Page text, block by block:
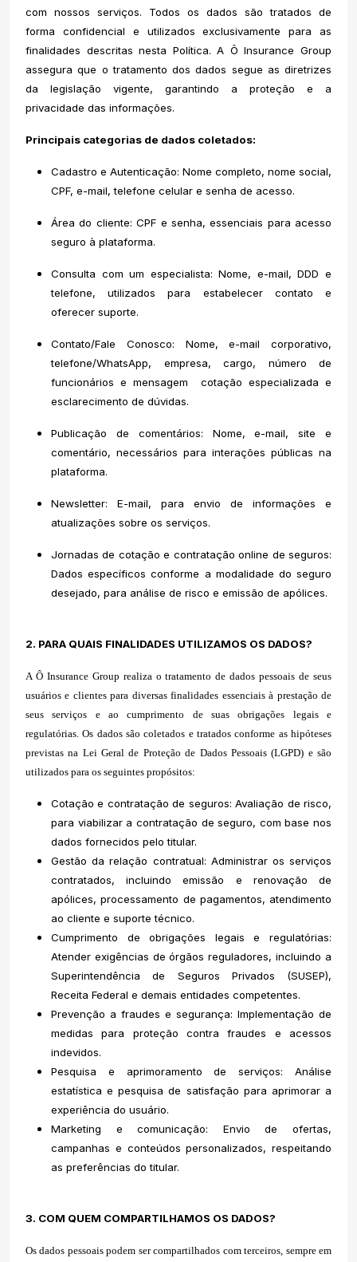
com nossos serviços. Todos os dados são tratados de
forma confidencial e utilizados exclusivamente para as
finalidades descritas nesta Política. A Ô Insurance Group
assegura que o tratamento dos dados segue as diretrizes
da legislação vigente, garantindo a proteção e a
privacidade das informações.
Principais categorias de dados coletados:
Cadastro e Autenticação: Nome completo, nome social,
CPF, e-mail, telefone celular e senha de acesso.
Área do cliente: CPF e senha, essenciais para acesso
seguro à plataforma.
Consulta com um especialista: Nome, e-mail, DDD e
telefone, utilizados para estabelecer contato e
oferecer suporte.
Contato/Fale Conosco: Nome, e-mail corporativo,
telefone/WhatsApp, empresa, cargo, número de
funcionários e mensagem  cotação especializada e
esclarecimento de dúvidas.
Publicação de comentários: Nome, e-mail, site e
comentário, necessários para interações públicas na
plataforma.
Newsletter: E-mail, para envio de informações e
atualizações sobre os serviços.
Jornadas de cotação e contratação online de seguros:
Dados específicos conforme a modalidade do seguro
desejado, para análise de risco e emissão de apólices.
2. PARA QUAIS FINALIDADES UTILIZAMOS OS DADOS?
A Ô Insurance Group realiza o tratamento de dados pessoais de seus
usuários e clientes para diversas finalidades essenciais à prestação de
seus serviços e ao cumprimento de suas obrigações legais e
regulatórias. Os dados são coletados e tratados conforme as hipóteses
previstas na Lei Geral de Proteção de Dados Pessoais (LGPD) e são
utilizados para os seguintes propósitos:
Cotação e contratação de seguros: Avaliação de risco,
para viabilizar a contratação de seguro, com base nos
dados fornecidos pelo titular.
Gestão da relação contratual: Administrar os serviços
contratados, incluindo emissão e renovação de
apólices, processamento de pagamentos, atendimento
ao cliente e suporte técnico.
Cumprimento de obrigações legais e regulatórias:
Atender exigências de órgãos reguladores, incluindo a
Superintendência de Seguros Privados (SUSEP),
Receita Federal e demais entidades competentes.
Prevenção a fraudes e segurança: Implementação de
medidas para proteção contra fraudes e acessos
indevidos.
Pesquisa e aprimoramento de serviços: Análise
estatística e pesquisa de satisfação para aprimorar a
experiência do usuário.
Marketing e comunicação: Envio de ofertas,
campanhas e conteúdos personalizados, respeitando
as preferências do titular.
3. COM QUEM COMPARTILHAMOS OS DADOS?
Os dados pessoais podem ser compartilhados com terceiros, sempre em